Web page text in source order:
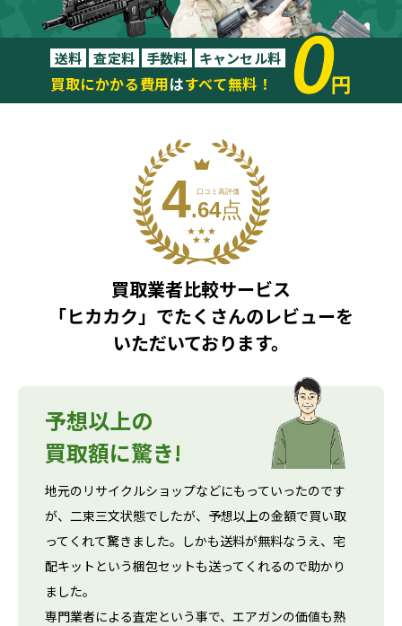
送料 査定料 手数料 キャンセル料
買取にかかる費用はすべて無料！ 0
円
買取業者比較サービス
「ヒカカク」でたくさんのレビューを
いただいております。
予想以上の
買取額に驚き!
地元のリサイクルショップなどにもっていったのです
が、二束三文状態でしたが、予想以上の金額で買い取
ってくれて驚きました。しかも送料が無料なうえ、宅
配キットという梱包セットも送ってくれるので助かり
ました。
専門業者による査定という事で、エアガンの価値も熟